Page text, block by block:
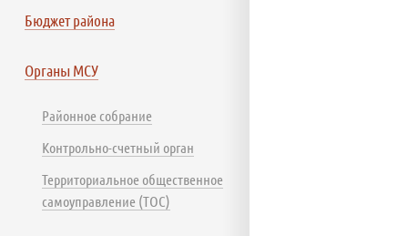
Бюджет района
Органы МСУ
Районное собрание
Контрольно-счетный орган
Территориальное общественное
самоуправление (ТОС)